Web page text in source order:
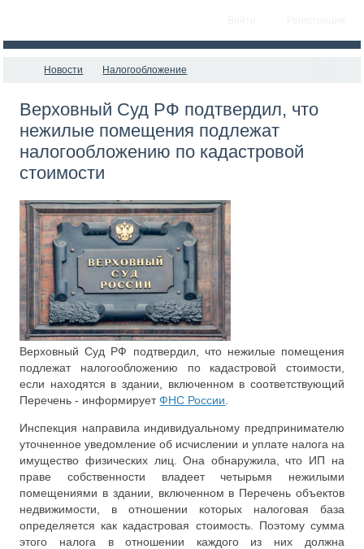
Новости Налогообложение
Верховный Суд РФ подтвердил, что
нежилые помещения подлежат
налогообложению по кадастровой
стоимости
Верховный Суд РФ подтвердил, что нежилые помещения
подлежат налогообложению по кадастровой стоимости,
если находятся в здании, включенном в соответствующий
Перечень - информируетФНС России
Инспекция направила индивидуальному предпринимателю
уточненное уведомление об исчислении и уплате налога на
имущество физических лиц. Она обнаружила, что ИП на
праве собственности владеет четырьмя нежилыми
помещениями в здании, включенном в Перечень объектов
недвижимости, в отношении которых налоговая база
определяется как кадастровая стоимость. Поэтому сумма
этого налога в отношении каждого из них должна